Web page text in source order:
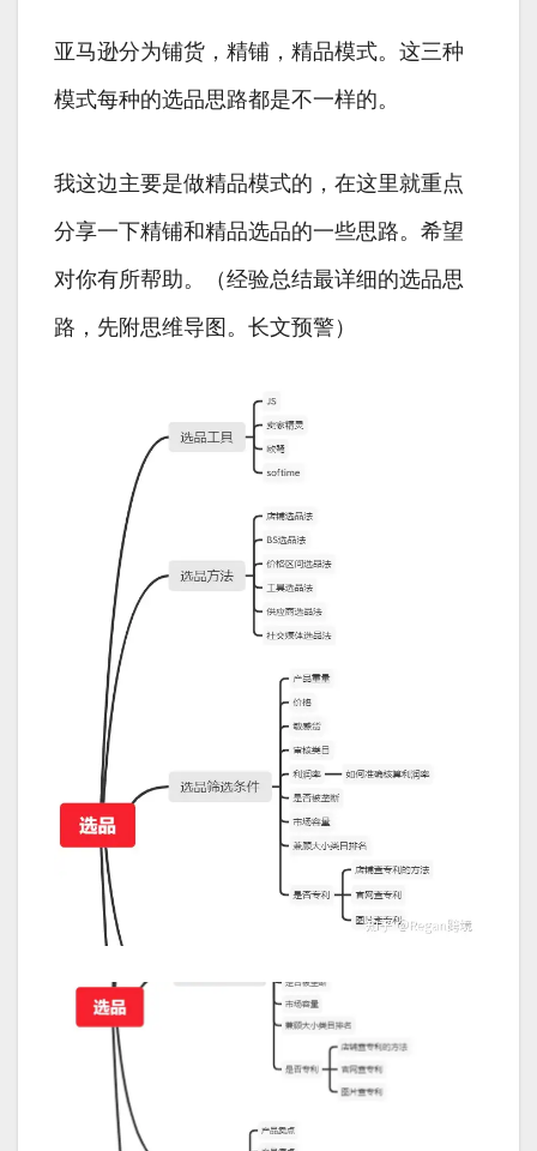
亚马逊分为铺货，精铺，精品模式。这三种
模式每种的选品思路都是不一样的。
我这边主要是做精品模式的，在这里就重点
分享一下精铺和精品选品的一些思路。希望
对你有所帮助。（经验总结最详细的选品思
路，先附思维导图。长文预警）